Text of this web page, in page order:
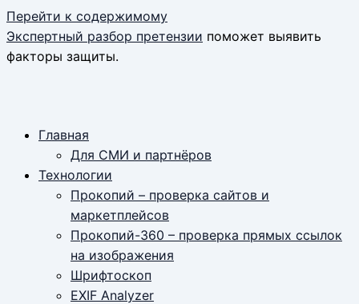
Перейти к содержимому
Экспертный разбор претензии поможет выявить
факторы защиты.
Главная
Для СМИ и партнёров
Технологии
Прокопий – проверка сайтов и
маркетплейсов
Прокопий-360 – проверка прямых ссылок
на изображения
Шрифтоскоп
EXIF Analyzer